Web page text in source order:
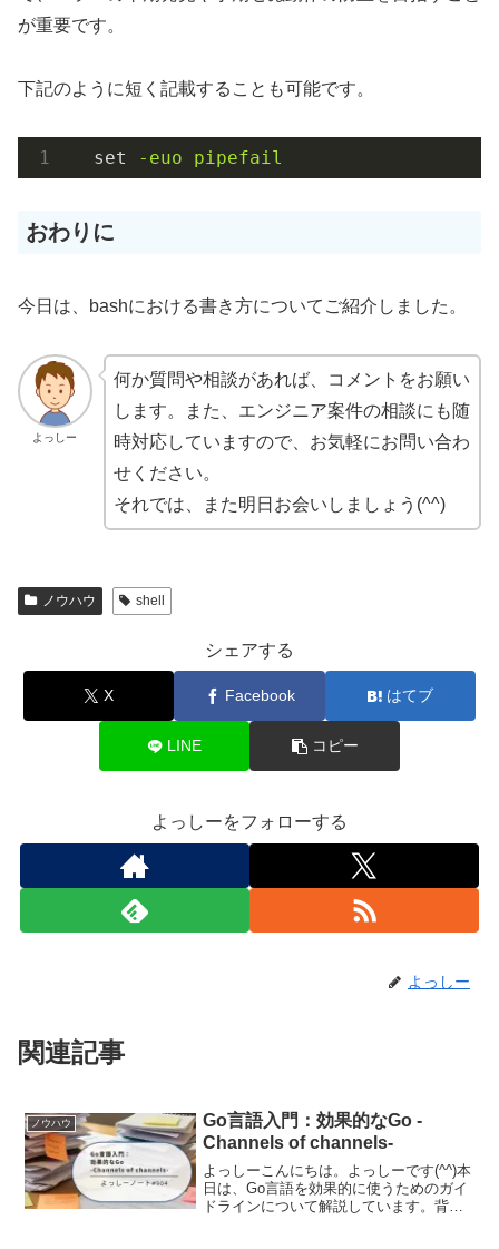
が重要です。
下記のように短く記載することも可能です。
set -euo pipefail
おわりに
今日は、bashにおける書き方についてご紹介しました。
よっしー
何か質問や相談があれば、コメントをお願い
します。また、エンジニア案件の相談にも随
時対応していますので、お気軽にお問い合わ
せください。
それでは、また明日お会いしましょう(^^)
ノウハウ shell
シェアする
X Facebook はてブ
LINE コピー
よっしーをフォローする
よっしー
関連記事
ノウハウ
Go言語入門：効果的なGo -
Channels of channels-
よっしーこんにちは。よっしーです(^^)本
日は、Go言語を効果的に使うためのガイ
ドラインについて解説しています。背景